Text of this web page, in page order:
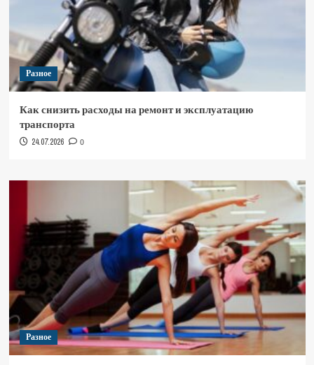
Разное
Как снизить расходы на ремонт и эксплуатацию
транспорта
24.07.2026 0
Разное